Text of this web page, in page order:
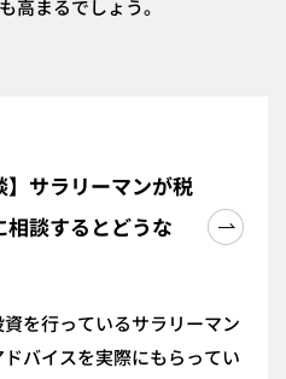
高まるでしょう。
】サラリーマンが税
相談するとどうな
を行っているサラリーマン
バイスを実際にもらってい